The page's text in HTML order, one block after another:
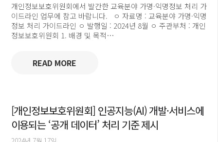
개인정보보호위원회에서 발간한 교육분야 가명·익명정보 처리 가
이드라인 업무에 참고 바랍니다. ㅇ 자료명 : 교육분야 가명·익명
정보 처리 가이드라인 ㅇ 발행일 : 2024년 8월 ㅇ 주관부처 : 개인
정보보호위원회 1. 배경 및 목적…
READ MORE
[개인정보보호위원회] 인공지능(AI) 개발·서비스에
이용되는 ‘공개 데이터’ 처리 기준 제시